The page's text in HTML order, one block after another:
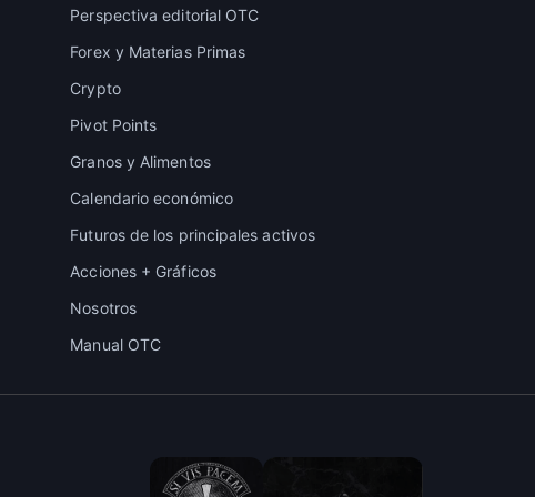
Perspectiva editorial OTC
Forex y Materias Primas
Crypto
Pivot Points
Granos y Alimentos
Calendario económico
Futuros de los principales activos
Acciones + Gráficos
Nosotros
Manual OTC